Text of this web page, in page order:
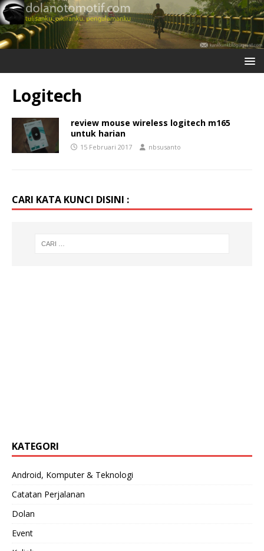
Logitech
review mouse wireless logitech m165
untuk harian
15 Februari 2017 nbsusanto
CARI KATA KUNCI DISINI :
KATEGORI
Android, Komputer & Teknologi
Catatan Perjalanan
Dolan
Event